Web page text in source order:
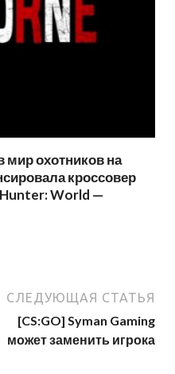
охотников на
кроссовер
World —
СЛЕДУЮЩАЯ СТАТЬЯ
[CS:GO] Syman Gaming
может заменить игрока